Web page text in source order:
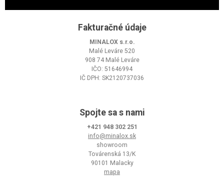
Fakturačné údaje
MINALOX s.r.o.
Malé Leváre 520
908 74 Malé Leváre
IČO: 51646994
IČ DPH: SK2120737036
Spojte sa s nami
+421 948 302 251
info@minalox.sk
showroom
Továrenská 13/K
90101 Malacky
mapa